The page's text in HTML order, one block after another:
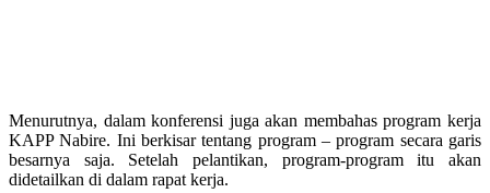
Menurutnya, dalam konferensi juga akan membahas program kerja
KAPP Nabire. Ini berkisar tentang program – program secara garis
besarnya saja. Setelah pelantikan, program-program itu akan
didetailkan di dalam rapat kerja.